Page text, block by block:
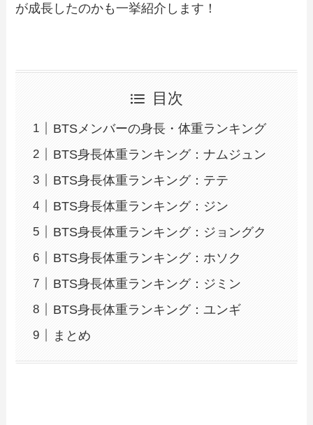
が成長したのかも一挙紹介します！
目次
BTSメンバーの身長・体重ランキング
BTS身長体重ランキング：ナムジュン
BTS身長体重ランキング：テテ
BTS身長体重ランキング：ジン
BTS身長体重ランキング：ジョングク
BTS身長体重ランキング：ホソク
BTS身長体重ランキング：ジミン
BTS身長体重ランキング：ユンギ
まとめ